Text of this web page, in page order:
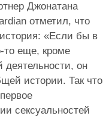
Джонатана
отметил, что
«Если бы в
то еще, кроме
деятельности, он
истории. Так что
сексуальностей